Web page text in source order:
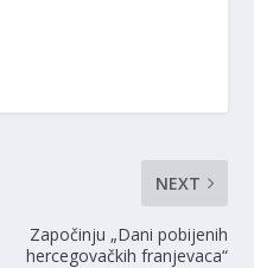
NEXT
Započinju „Dani pobijenih
hercegovačkih franjevaca“